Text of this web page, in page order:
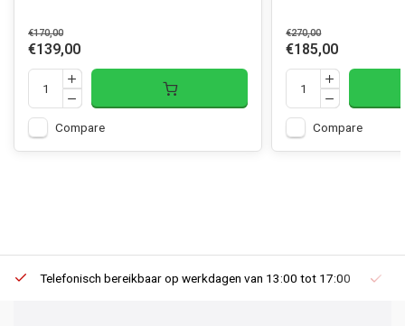
€170,00
€139,00
Compare
€270,00
€185,00
Compare
Telefonisch bereikbaar op werkdagen van 13:00 tot 17:00